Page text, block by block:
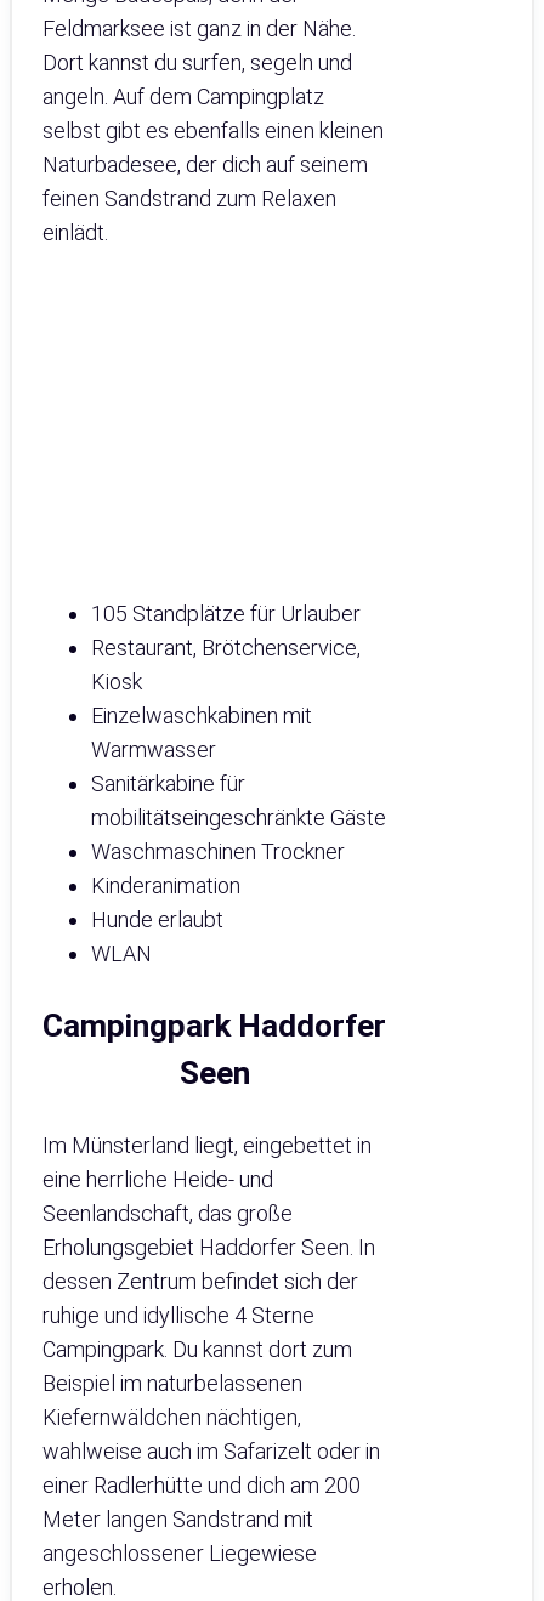
Feldmarksee ist ganz in der Nähe.
Dort kannst du surfen, segeln und
angeln. Auf dem Campingplatz
selbst gibt es ebenfalls einen kleinen
Naturbadesee, der dich auf seinem
feinen Sandstrand zum Relaxen
einlädt.
105 Standplätze für Urlauber
Restaurant, Brötchenservice,
Kiosk
Einzelwaschkabinen mit
Warmwasser
Sanitärkabine für
mobilitätseingeschränkte Gäste
Waschmaschinen Trockner
Kinderanimation
Hunde erlaubt
WLAN
Campingpark Haddorfer
Seen
Im Münsterland liegt, eingebettet in
eine herrliche Heide- und
Seenlandschaft, das große
Erholungsgebiet Haddorfer Seen. In
dessen Zentrum befindet sich der
ruhige und idyllische 4 Sterne
Campingpark. Du kannst dort zum
Beispiel im naturbelassenen
Kiefernwäldchen nächtigen,
wahlweise auch im Safarizelt oder in
einer Radlerhütte und dich am 200
Meter langen Sandstrand mit
angeschlossener Liegewiese
erholen.